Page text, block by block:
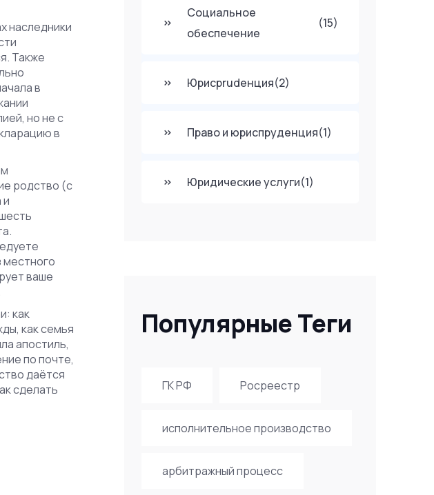
Социальное
обеспечение
(15)
Юрисprudенция(2)
Право и юриспруденция(1)
Юридические услуги(1)
Популярные Теги
ГК РФ Росреестр
исполнительное производство
арбитражный процесс
наследники
. Также
в
но не с
в
родство (с
и
местного
ваше
как
как семья
апостиль,
по почте,
даётся
сделать